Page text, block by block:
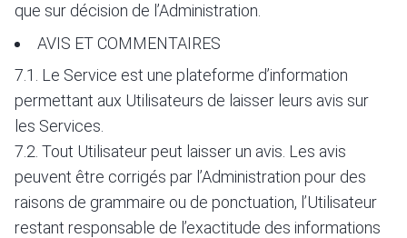
que sur décision de l’Administration.
AVIS ET COMMENTAIRES
7.1. Le Service est une plateforme d’information
permettant aux Utilisateurs de laisser leurs avis sur
les Services.
7.2. Tout Utilisateur peut laisser un avis. Les avis
peuvent être corrigés par l’Administration pour des
raisons de grammaire ou de ponctuation, l’Utilisateur
restant responsable de l’exactitude des informations